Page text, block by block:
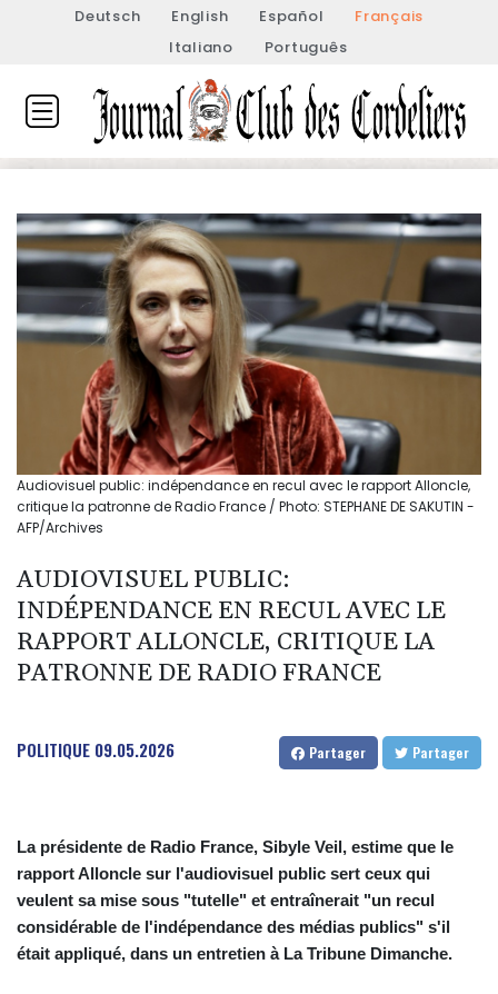
Deutsch English Español
Français
Italiano
Português
Audiovisuel public: indépendance en recul avec le rapport Alloncle,
critique la patronne de Radio France / Photo: STEPHANE DE SAKUTIN -
AFP/Archives
AUDIOVISUEL PUBLIC:
INDÉPENDANCE EN RECUL AVEC LE
RAPPORT ALLONCLE, CRITIQUE LA
PATRONNE DE RADIO FRANCE
POLITIQUE 09.05.2026 Partager Partager
La présidente de Radio France, Sibyle Veil, estime que le
rapport Alloncle sur l'audiovisuel public sert ceux qui
veulent sa mise sous "tutelle" et entraînerait "un recul
considérable de l'indépendance des médias publics" s'il
était appliqué, dans un entretien à La Tribune Dimanche.